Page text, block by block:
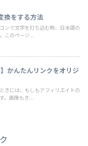
換をする方法
ンで文字を打ち込む時、日本語の
このページ...
かんたんリンクをオリジ
きには、もしもアフィリエイトの
。画像もき...